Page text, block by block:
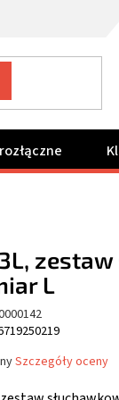
L
Szczegóły oceny